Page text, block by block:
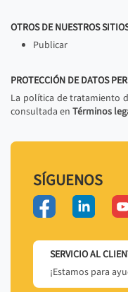
OTROS DE NUESTROS
Publicar
PROTECCIÓN DE DATOS
La política de tratamiento
consultada en Términos
SÍGUENOS
SERVICIO AL
¡Estamos para